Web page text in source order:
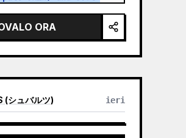
ORA
(シュバルツ) ieri